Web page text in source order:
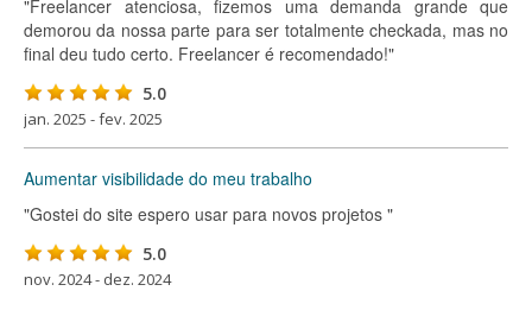
"Freelancer atenciosa, fizemos uma demanda grande que
demorou da nossa parte para ser totalmente checkada, mas no
final deu tudo certo. Freelancer é recomendado!"
5.0
jan. 2025 - fev. 2025
Aumentar visibilidade do meu trabalho
"Gostei do site espero usar para novos projetos "
5.0
nov. 2024 - dez. 2024